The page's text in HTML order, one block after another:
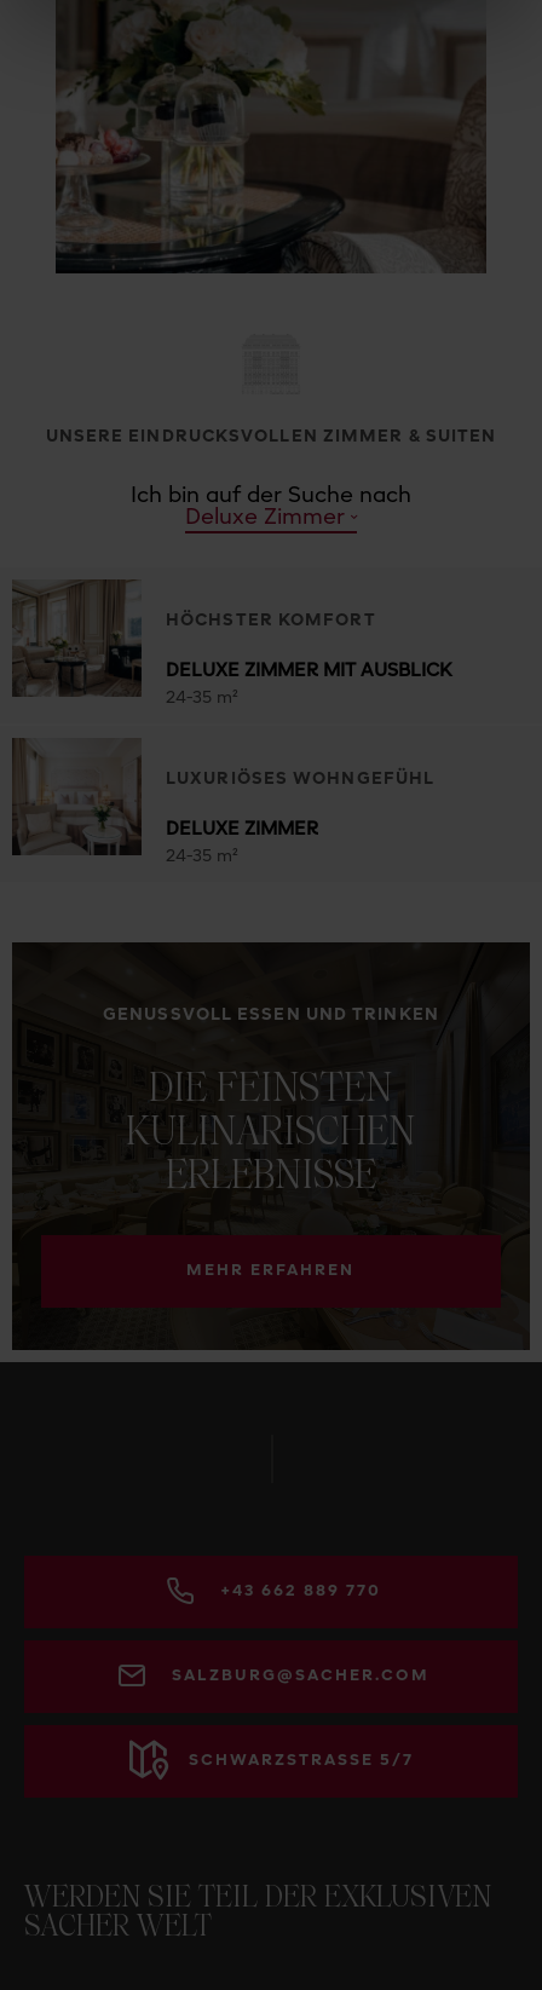
UNSERE EINDRUCKSVOLLEN ZIMMER & SUITEN
Ich bin auf der Suche nach
Deluxe Zimmer
HÖCHSTER KOMFORT
DELUXE ZIMMER MIT AUSBLICK
24-35 m²
LUXURIÖSES WOHNGEFÜHL
DELUXE ZIMMER
24-35 m²
GENUSSVOLL ESSEN UND TRINKEN
DIE FEINSTEN
KULINARISCHEN
ERLEBNISSE
MEHR ERFAHREN
+43 662 889 770
SALZBURG@SACHER.COM
SCHWARZSTRASSE 5/7
WERDEN SIE TEIL DER EXKLUSIVEN
SACHER WELT